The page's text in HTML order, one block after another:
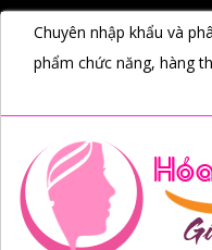
Chuyên nhập khẩu và
phẩm chức năng, hàng